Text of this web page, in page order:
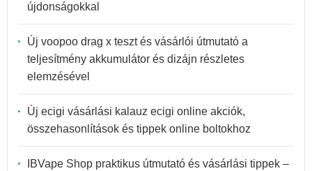
újdonságokkal
Új voopoo drag x teszt és vásárlói útmutató a
teljesítmény akkumulátor és dizájn részletes
elemzésével
Új ecigi vásárlási kalauz ecigi online akciók,
összehasonlítások és tippek online boltokhoz
IBVape Shop praktikus útmutató és vásárlási tippek –